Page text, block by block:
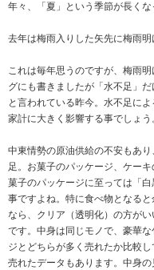
年々、「夏」という季節が長くな
去年は梅雨入りした矢先に梅雨明
これは毎年思うのですが、梅雨
グにも書きましたが「水不足」
と言われている昨今。水不足に
家計に大きく影響する事でしょう
中東情勢の原油供給の不安もあ
足。お菓子のパッケージ、ケー
菓子のパッケージに至っては「
事ですよね。特に食べ物となる
なら、クリア（透明化）の方が
です。中身は同じモノで、豪華
ジとどちらが多く売れたか比較
売れたデータもあります。中身